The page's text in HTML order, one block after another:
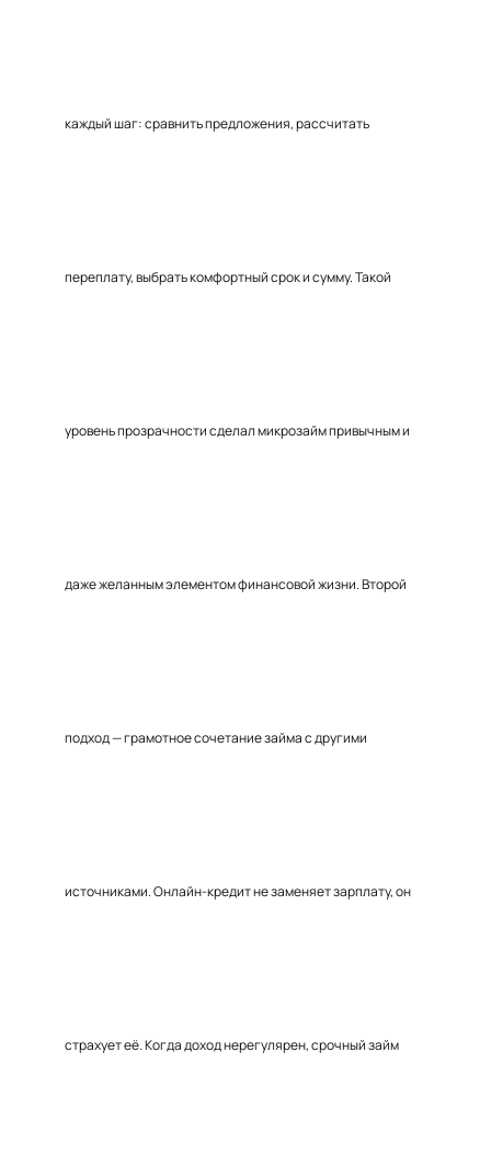
каждый шаг: сравнить предложения, рассчитать
переплату, выбрать комфортный срок и сумму. Такой
уровень прозрачности сделал микрозайм привычным и
даже желанным элементом финансовой жизни. Второй
подход — грамотное сочетание займа с другими
источниками. Онлайн-кредит не заменяет зарплату, он
страхует её. Когда доход нерегулярен, срочный займ